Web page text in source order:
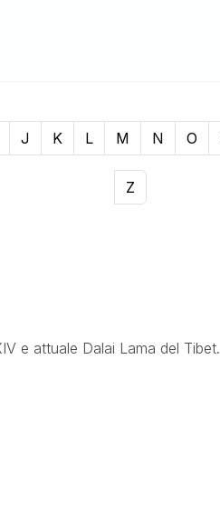
J K L M N O
Z
e attuale Dalai Lama del Tibet.